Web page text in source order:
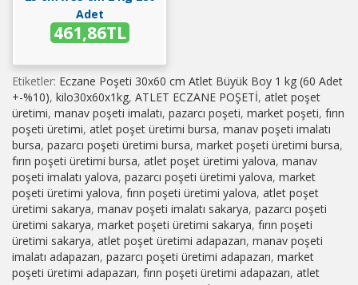
Adet
461,86TL
Etiketler: Eczane Poşeti 30x60 cm Atlet Büyük Boy 1 kg (60 Adet
+-%10), kilo30x60x1kg, ATLET ECZANE POŞETİ, atlet poşet
üretimi, manav poşeti imalatı, pazarcı poşeti, market poşeti, fırın
poşeti üretimi, atlet poşet üretimi bursa, manav poşeti imalatı
bursa, pazarcı poşeti üretimi bursa, market poşeti üretimi bursa,
fırın poşeti üretimi bursa, atlet poşet üretimi yalova, manav
poşeti imalatı yalova, pazarcı poşeti üretimi yalova, market
poşeti üretimi yalova, fırın poşeti üretimi yalova, atlet poşet
üretimi sakarya, manav poşeti imalatı sakarya, pazarcı poşeti
üretimi sakarya, market poşeti üretimi sakarya, fırın poşeti
üretimi sakarya, atlet poşet üretimi adapazarı, manav poşeti
imalatı adapazarı, pazarcı poşeti üretimi adapazarı, market
poşeti üretimi adapazarı, fırın poşeti üretimi adapazarı, atlet